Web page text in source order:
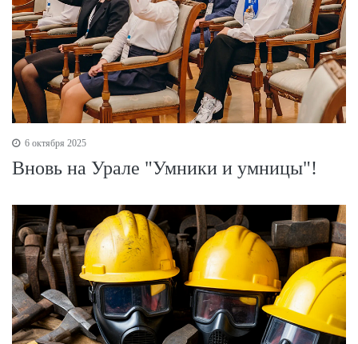
6 октября 2025
Вновь на Урале "Умники и умницы"!